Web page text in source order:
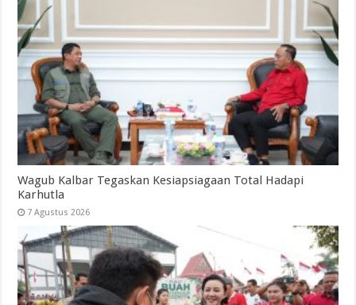
Wagub Kalbar Tegaskan Kesiapsiagaan Total Hadapi
Karhutla
7 Agustus 2026